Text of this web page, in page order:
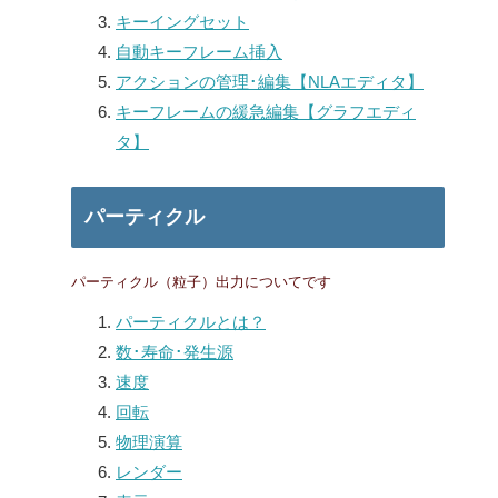
キーイングセット
自動キーフレーム挿入
アクションの管理･編集【NLAエディタ】
キーフレームの緩急編集【グラフエディ
タ】
パーティクル
パーティクル（粒子）出力についてです
パーティクルとは？
数･寿命･発生源
速度
回転
物理演算
レンダー